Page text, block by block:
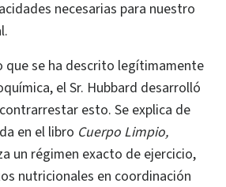
necesarias para nuestro
que se ha descrito legítimamente
el Sr. Hubbard desarrolló
esto. Se explica de
en el libro Cuerpo Limpio,
un régimen exacto de ejercicio,
nutricionales en coordinación